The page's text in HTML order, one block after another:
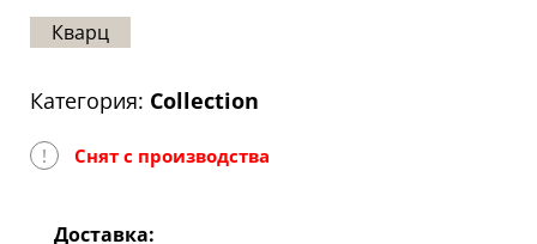
Карта
Кварц
Категория: Collection
! Снят с производства
Доставка: